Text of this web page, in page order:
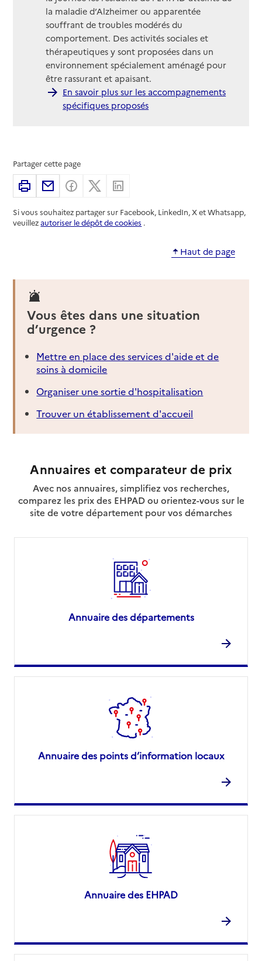
la maladie d’Alzheimer ou apparentée
souffrant de troubles modérés du
comportement. Des activités sociales et
thérapeutiques y sont proposées dans un
environnement spécialement aménagé pour
être rassurant et apaisant.
En savoir plus sur les accompagnements
spécifiques proposés
Partager cette page
ImprimerPartager par email
Partager sur Facebook
Partager sur X
Si vous souhaitez partager sur Facebook, LinkedIn, X et Whatsapp,
veuillezautoriser le dépôt de cookies .
Haut de page
Vous êtes dans une situation
d’urgence ?
Mettre en place des services d'aide et de
soins à domicile
Organiser une sortie d'hospitalisation
Trouver un établissement d'accueil
Annuaires et comparateur de prix
Avec nos annuaires, simplifiez vos recherches,
comparez les prix des EHPAD ou orientez-vous sur le
site de votre département pour vos démarches
Annuaire des départements
Annuaire des points d’information locaux
Annuaire des EHPAD